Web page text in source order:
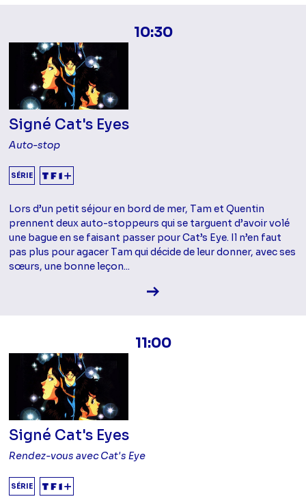
10:30
Signé Cat's Eyes
Auto-stop
SÉRIE
Lors d’un petit séjour en bord de mer, Tam et Quentin
prennent deux auto-stoppeurs qui se targuent d’avoir volé
une bague en se faisant passer pour Cat’s Eye. Il n’en faut
pas plus pour agacer Tam qui décide de leur donner, avec ses
sœurs, une bonne leçon...
Voir la fiche diffusion
11:00
Signé Cat's Eyes
Rendez-vous avec Cat's Eye
SÉRIE